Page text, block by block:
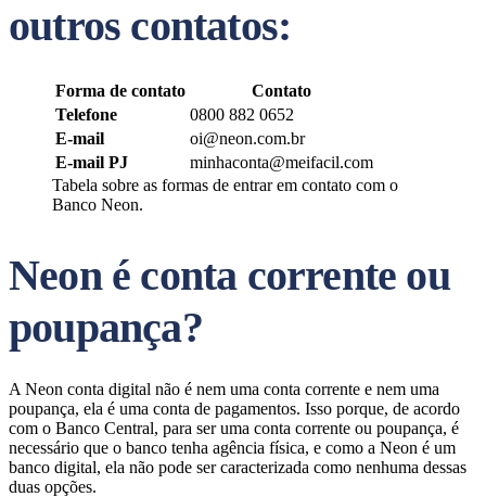
outros contatos:
Forma de contato
Contato
Telefone
0800 882 0652
E-mail
oi@neon.com.br
E-mail PJ
minhaconta@meifacil.com
Tabela sobre as formas de entrar em contato com o
Banco Neon.
Neon é conta corrente ou
poupança?
A Neon conta digital não é nem uma conta corrente e nem uma
poupança, ela é uma conta de pagamentos. Isso porque, de acordo
com o Banco Central, para ser uma conta corrente ou poupança, é
necessário que o banco tenha agência física, e como a Neon é um
banco digital, ela não pode ser caracterizada como nenhuma dessas
duas opções.